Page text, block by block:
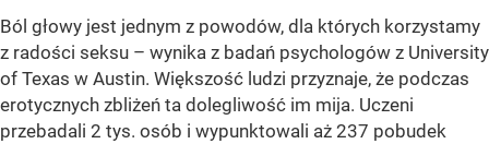
Ból głowy jest jednym z powodów, dla których korzystamy
z radości seksu – wynika z badań psychologów z University
of Texas w Austin. Większość ludzi przyznaje, że podczas
erotycznych zbliżeń ta dolegliwość im mija. Uczeni
przebadali 2 tys. osób i wypunktowali aż 237 pobudek